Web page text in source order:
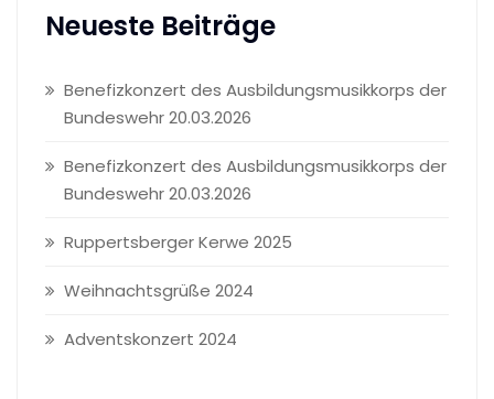
Neueste Beiträge
Benefizkonzert des Ausbildungsmusikkorps der
Bundeswehr 20.03.2026
Benefizkonzert des Ausbildungsmusikkorps der
Bundeswehr 20.03.2026
Ruppertsberger Kerwe 2025
Weihnachtsgrüße 2024
Adventskonzert 2024